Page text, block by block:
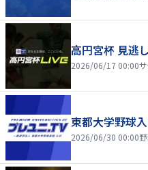
高円宮杯 見逃
2026/06/17 00:00
東都大学野球
2026/06/30 00:00